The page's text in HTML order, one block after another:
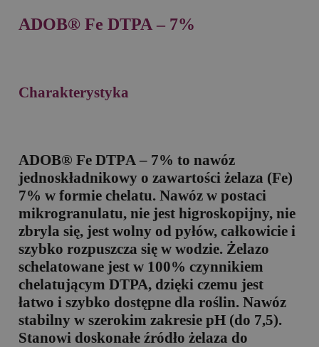
ADOB® Fe DTPA – 7%
Charakterystyka
ADOB® Fe DTPA – 7% to nawóz
jednoskładnikowy o zawartości żelaza (Fe)
7% w formie chelatu. Nawóz w postaci
mikrogranulatu, nie jest higroskopijny, nie
zbryla się, jest wolny od pyłów, całkowicie i
szybko rozpuszcza się w wodzie. Żelazo
schelatowane jest w 100% czynnikiem
chelatującym DTPA, dzięki czemu jest
łatwo i szybko dostępne dla roślin. Nawóz
stabilny w szerokim zakresie pH (do 7,5).
Stanowi doskonałe źródło żelaza do